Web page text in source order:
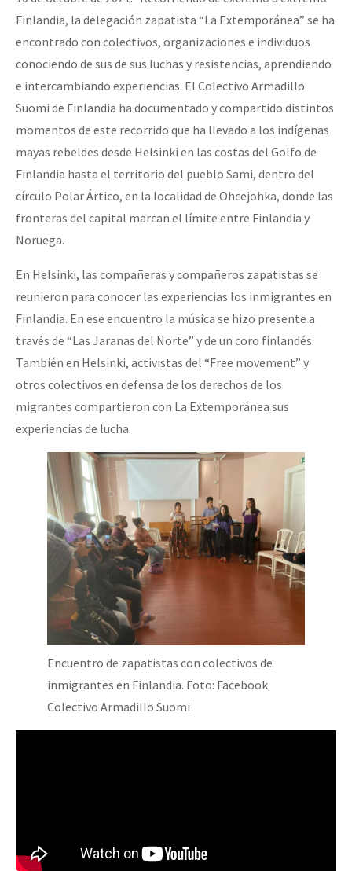
Fotorreportaje
Video
Otras secciones
Semillero Guerra contra la Humanidad. (Las poblaciones y
la naturaleza bajo asedio)
Libros para descargar
Medios Libres
COVID-19
Contacto
Finlandia, la delegación zapatista “La Extemporánea” se ha
encontrado con colectivos, organizaciones e individuos
conociendo de sus de sus luchas y resistencias, aprendiendo
e intercambiando experiencias. El Colectivo Armadillo
Suomi de Finlandia ha documentado y compartido distintos
momentos de este recorrido que ha llevado a los indígenas
mayas rebeldes desde Helsinki en las costas del Golfo de
Finlandia hasta el territorio del pueblo Sami, dentro del
círculo Polar Ártico, en la localidad de Ohcejohka, donde las
fronteras del capital marcan el límite entre Finlandia y
Noruega.
En Helsinki, las compañeras y compañeros zapatistas se
reunieron para conocer las experiencias los inmigrantes en
Finlandia. En ese encuentro la música se hizo presente a
través de “Las Jaranas del Norte” y de un coro finlandés.
También en Helsinki, activistas del “Free movement” y
otros colectivos en defensa de los derechos de los
migrantes compartieron con La Extemporánea sus
experiencias de lucha.
Encuentro de zapatistas con colectivos de
inmigrantes en Finlandia. Foto: Facebook
Colectivo Armadillo Suomi